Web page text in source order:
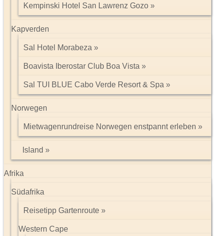
Kempinski Hotel San Lawrenz Gozo
Kapverden
Sal Hotel Morabeza
Boavista Iberostar Club Boa Vista
Sal TUI BLUE Cabo Verde Resort & Spa
Norwegen
Mietwagenrundreise Norwegen enstpannt erleben
Island
Afrika
Südafrika
Reisetipp Gartenroute
Western Cape